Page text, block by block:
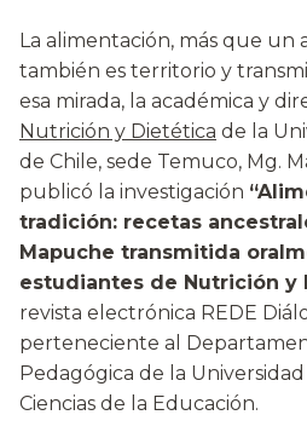
La alimentación, más que un
también es territorio y
esa mirada, la académica y
Nutrición y Dietética de la
de Chile, sede Temuco, Mg.
publicó la investigación
tradición: recetas
Mapuche transmitida
estudiantes de Nutrición y
revista electrónica REDE
perteneciente al
Pedagógica de la
Ciencias de la Educación.